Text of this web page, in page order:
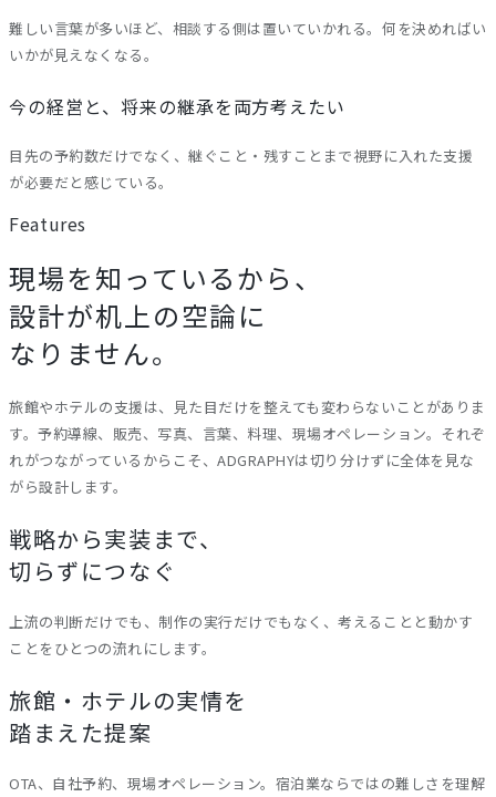
難しい言葉が多いほど、相談する側は置いていかれる。何を決めればい
いかが見えなくなる。
今の経営と、将来の継承を両方考えたい
目先の予約数だけでなく、継ぐこと・残すことまで視野に入れた支援
が必要だと感じている。
Features
現場を知っているから、
設計が机上の空論に
なりません。
旅館やホテルの支援は、見た目だけを整えても変わらないことがありま
す。予約導線、販売、写真、言葉、料理、現場オペレーション。それぞ
れがつながっているからこそ、ADGRAPHYは切り分けずに全体を見な
がら設計します。
戦略から実装まで、
切らずにつなぐ
上流の判断だけでも、制作の実行だけでもなく、考えることと動かす
ことをひとつの流れにします。
旅館・ホテルの実情を
踏まえた提案
OTA、自社予約、現場オペレーション。宿泊業ならではの難しさを理解